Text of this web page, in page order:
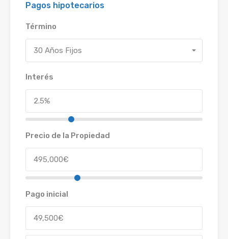
Pagos hipotecarios
Término
30 Años Fijos
Interés
Precio de la Propiedad
Pago inicial